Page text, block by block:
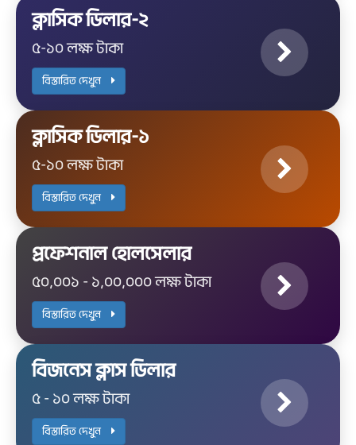
ক্লাসিক ডিলার-২
৫-১০ লক্ষ টাকা
বিস্তারিত দেখুন
ক্লাসিক ডিলার-১
৫-১০ লক্ষ টাকা
বিস্তারিত দেখুন
প্রফেশনাল হোলসেলার
৫০,০০১ - ১,০০,০০০ লক্ষ টাকা
বিস্তারিত দেখুন
বিজনেস ক্লাস ডিলার
৫ - ১০ লক্ষ টাকা
বিস্তারিত দেখুন